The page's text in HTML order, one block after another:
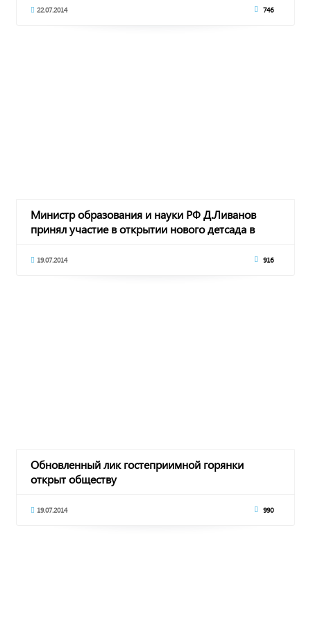
22.07.2014 746
Министр образования и науки РФ Д.Ливанов
принял участие в открытии нового детсада в
19.07.2014 916
Обновленный лик гостеприимной горянки
открыт обществу
19.07.2014 990